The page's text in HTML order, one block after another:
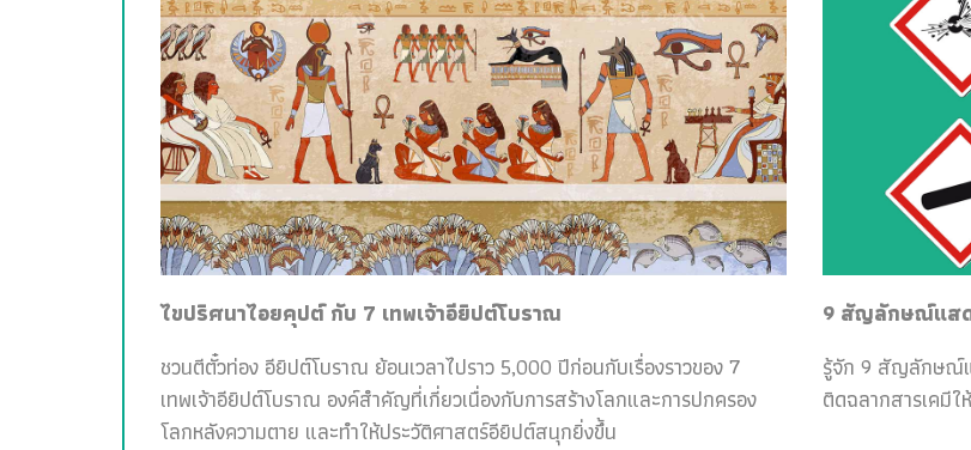
ไขปริศนาไอยคุปต์ กับ 7 เทพเจ้าอียิปต์โบราณ
ชวนตีตั๋วท่อง อียิปต์โบราณ ย้อนเวลาไปราว 5,000 ปีก่อนกับเรื่องราวของ 7
เทพเจ้าอียิปต์โบราณ องค์สำคัญที่เกี่ยวเนื่องกับการสร้างโลกและการปกครอง
โลกหลังความตาย และทำให้ประวัติศาสตร์อียิปต์สนุกยิ่งขึ้น
9 สัญลักษณ์แสด
รู้จัก 9 สัญลักษณ์แ
ติดฉลากสารเคมี